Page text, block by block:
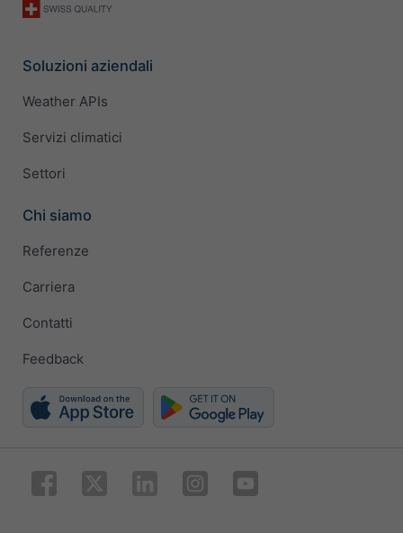
Soluzioni aziendali
Weather APIs
Servizi climatici
Settori
Chi siamo
Referenze
Carriera
Contatti
Feedback